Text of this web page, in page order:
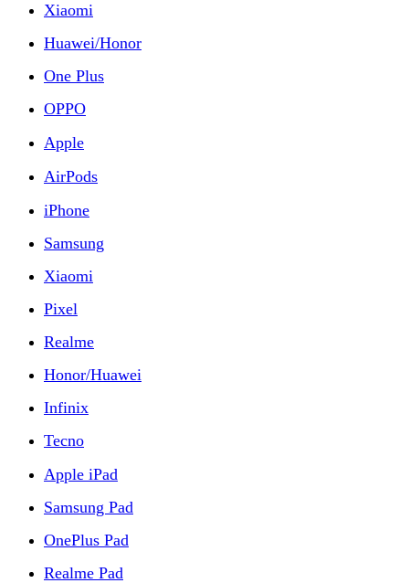
Xiaomi
Huawei/Honor
One Plus
OPPO
Apple
AirPods
iPhone
Samsung
Xiaomi
Pixel
Realme
Honor/Huawei
Infinix
Tecno
Apple iPad
Samsung Pad
OnePlus Pad
Realme Pad